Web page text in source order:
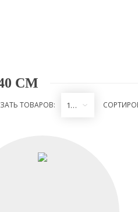
СМ
ТОВАРОВ: 12